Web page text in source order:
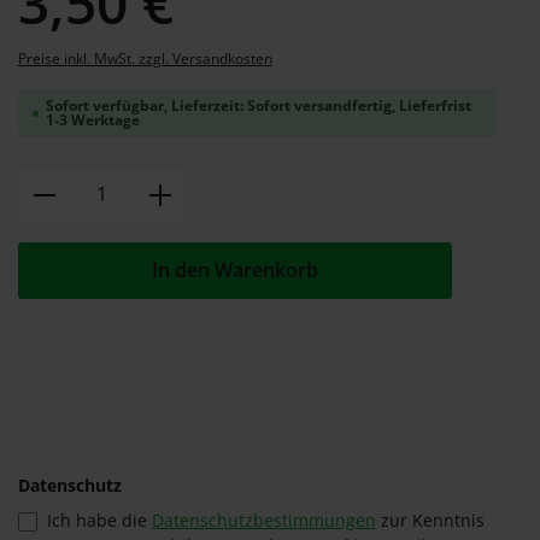
Preise inkl. MwSt. zzgl. Versandkosten
Sofort verfügbar, Lieferzeit: Sofort versandfertig, Lieferfrist
1-3 Werktage
Produkt Anzahl: Gib den
In den Warenkorb
Datenschutz
Ich habe die Datenschutzbestimmungen zur Kenntnis